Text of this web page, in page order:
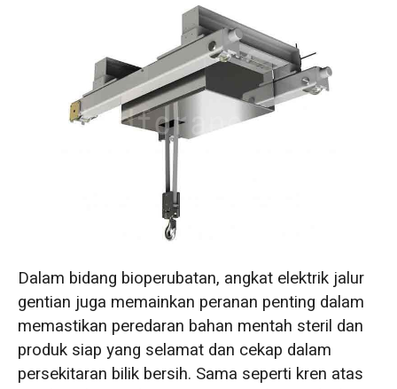
Dalam bidang bioperubatan, angkat elektrik jalur
gentian juga memainkan peranan penting dalam
memastikan peredaran bahan mentah steril dan
produk siap yang selamat dan cekap dalam
persekitaran bilik bersih. Sama seperti kren atas